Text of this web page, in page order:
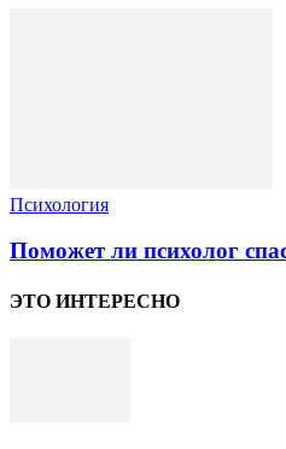
Психология
Поможет ли психолог
ЭТО ИНТЕРЕСНО